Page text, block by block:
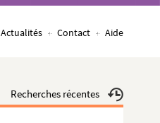
Actualités Contact Aide
Recherches récentes